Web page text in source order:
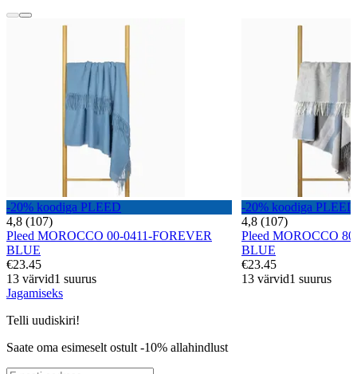
-20% koodiga PLEED
4,8 (107)
Pleed MOROCCO 00-0411-FOREVER
BLUE
€23.45
13 värvid1 suurus
-20% koodiga PLEED
4,8 (107)
Pleed MOROCCO
BLUE
€23.45
13 värvid1 suurus
Jagamiseks
Telli uudiskiri!
Saate oma esimeselt ostult -10% allahindlust